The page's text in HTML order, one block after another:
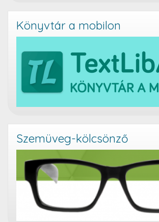
Könyvtár a mobilon
Szemüveg-kölcsönző